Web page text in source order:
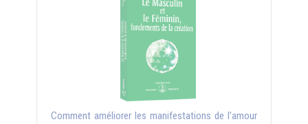
Comment améliorer les manifestations de l'amour